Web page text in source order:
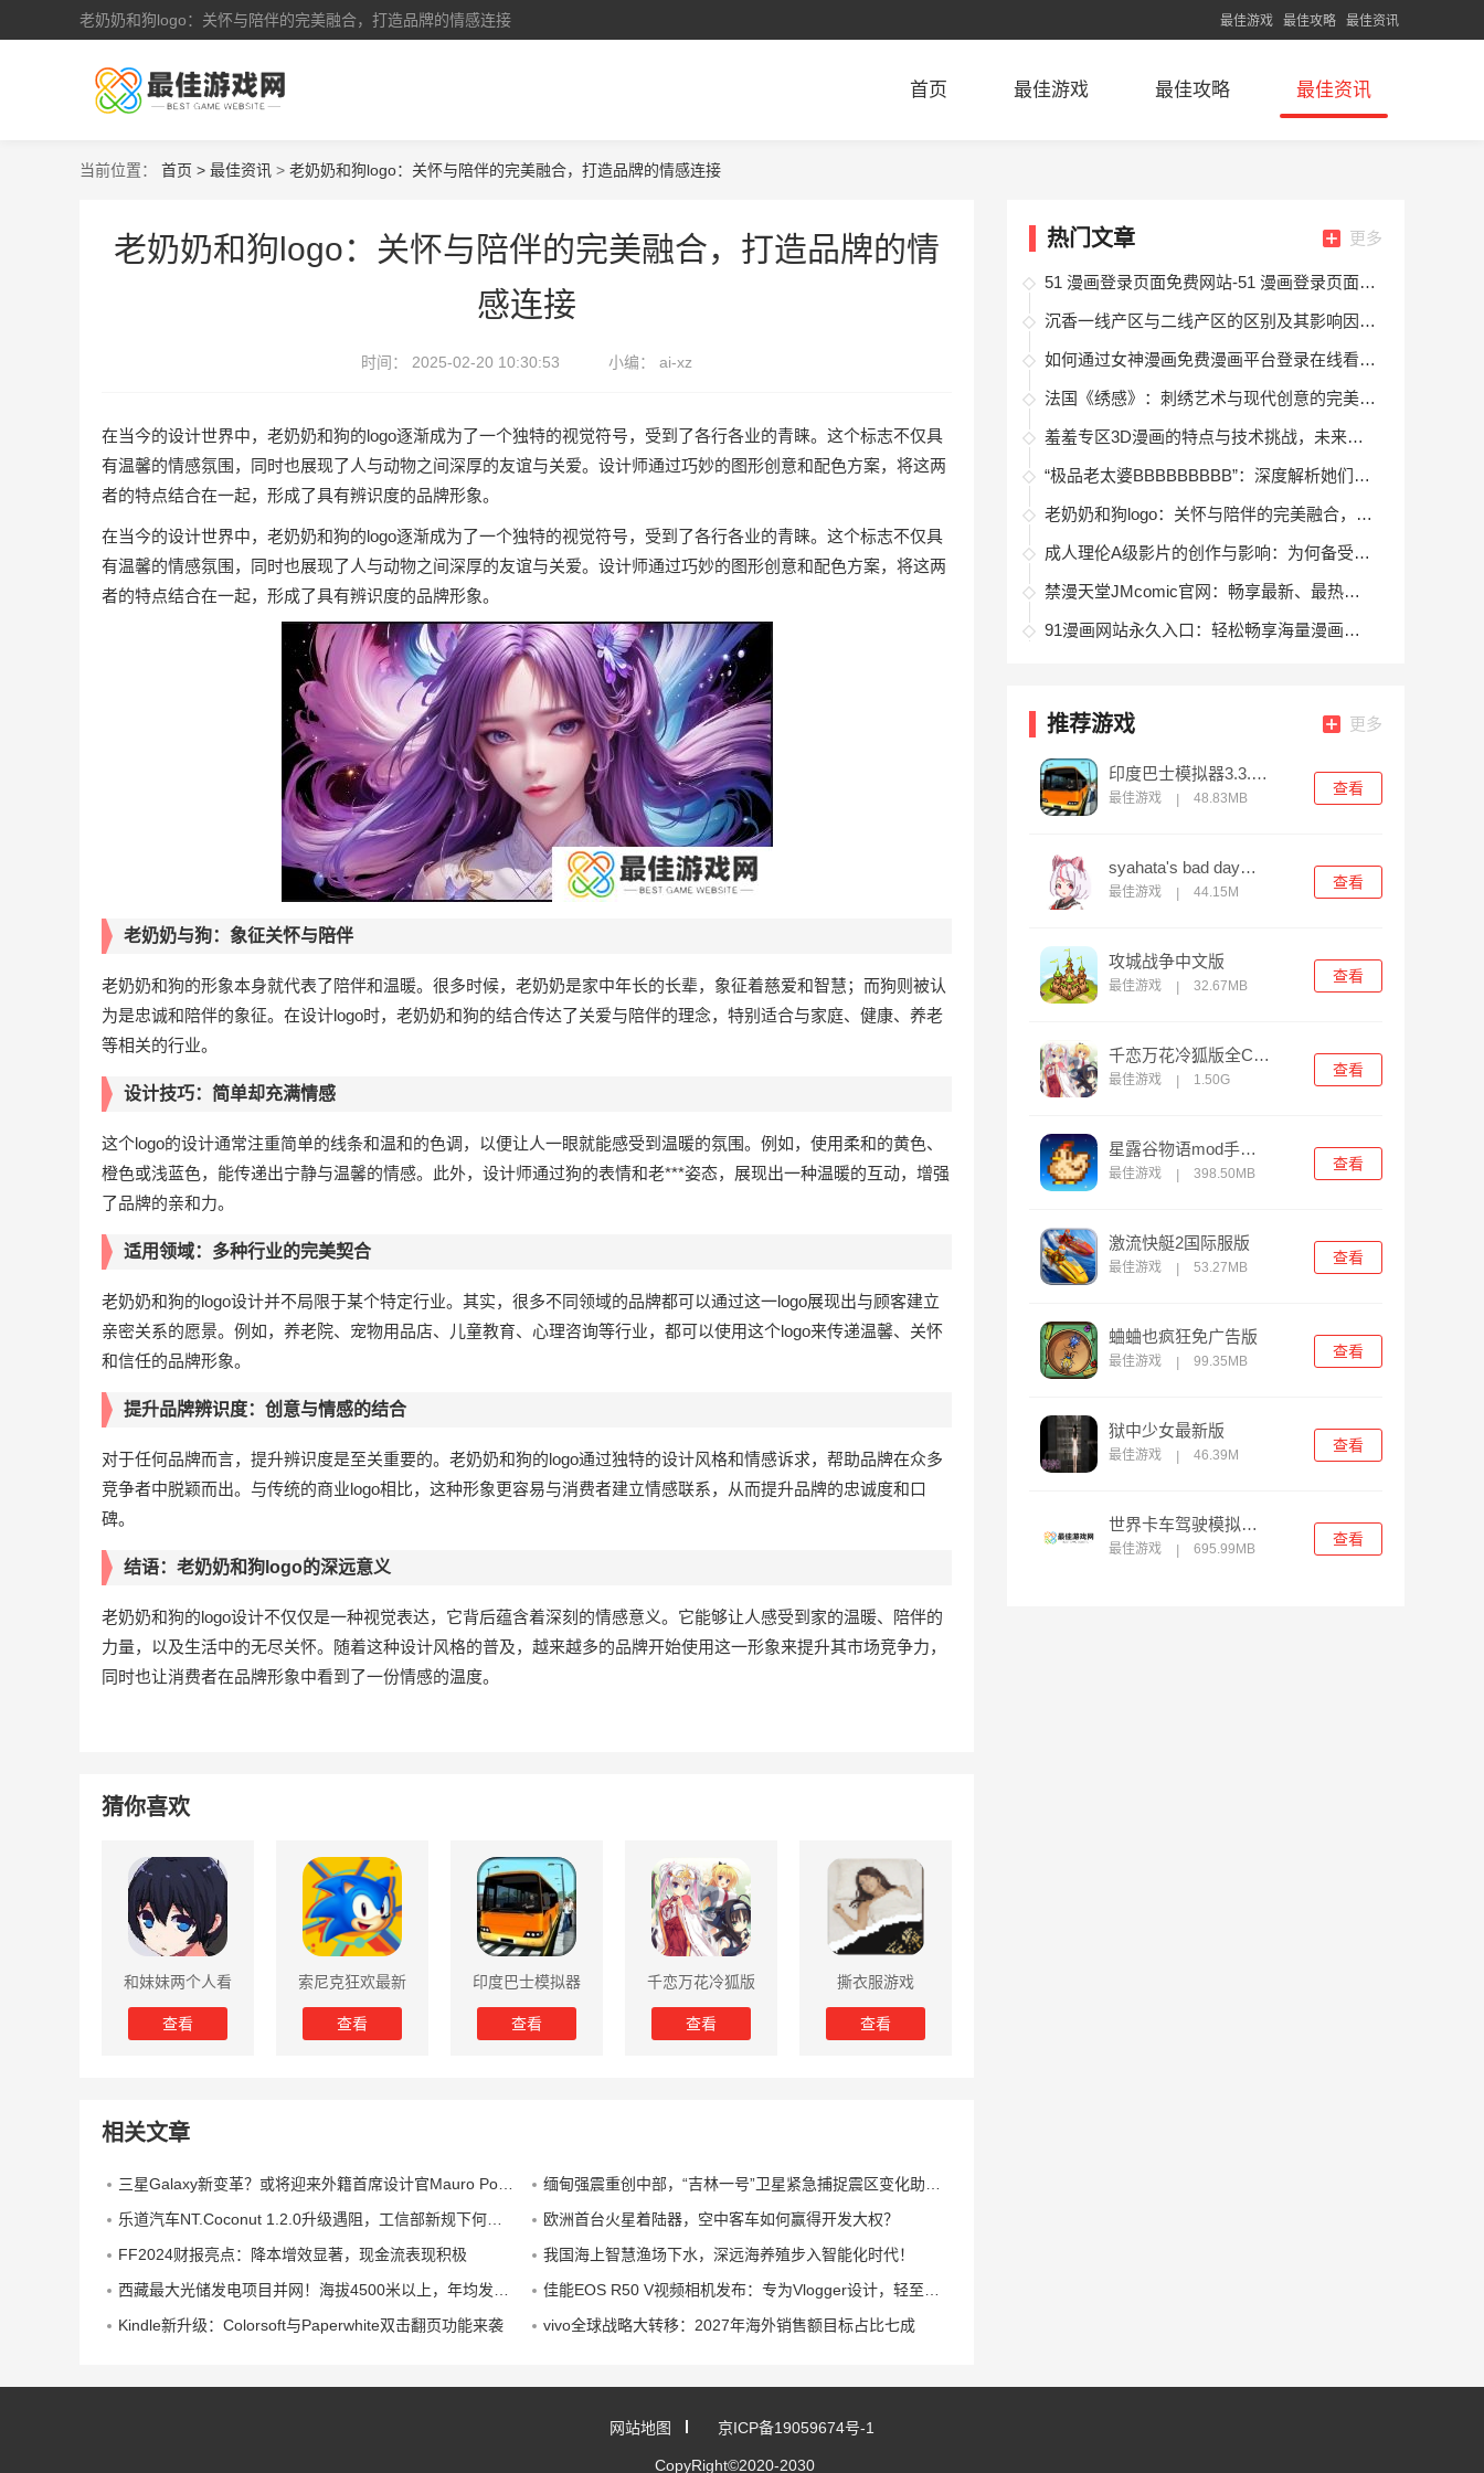
老奶奶和狗logo：关怀与陪伴的完美融合，打造品牌的情感连接 最佳游戏 最佳攻略 最佳资讯
首页 最佳游戏 最佳攻略 最佳资讯
当前位置： 首页 > 最佳资讯 > 老奶奶和狗logo：关怀与陪伴的完美融合，打造品牌的情感连接
老奶奶和狗logo：关怀与陪伴的完美融合，打造品牌的情
感连接
时间： 2025-02-20 10:30:53 小编： ai-xz
在当今的设计世界中，老奶奶和狗的logo逐渐成为了一个独特的视觉符号，受到了各行各业的青睐。这个标志不仅具
有温馨的情感氛围，同时也展现了人与动物之间深厚的友谊与关爱。设计师通过巧妙的图形创意和配色方案，将这两
者的特点结合在一起，形成了具有辨识度的品牌形象。
在当今的设计世界中，老奶奶和狗的logo逐渐成为了一个独特的视觉符号，受到了各行各业的青睐。这个标志不仅具
有温馨的情感氛围，同时也展现了人与动物之间深厚的友谊与关爱。设计师通过巧妙的图形创意和配色方案，将这两
者的特点结合在一起，形成了具有辨识度的品牌形象。
老奶奶与狗：象征关怀与陪伴
老奶奶和狗的形象本身就代表了陪伴和温暖。很多时候，老奶奶是家中年长的长辈，象征着慈爱和智慧；而狗则被认
为是忠诚和陪伴的象征。在设计logo时，老奶奶和狗的结合传达了关爱与陪伴的理念，特别适合与家庭、健康、养老
等相关的行业。
设计技巧：简单却充满情感
这个logo的设计通常注重简单的线条和温和的色调，以便让人一眼就能感受到温暖的氛围。例如，使用柔和的黄色、
橙色或浅蓝色，能传递出宁静与温馨的情感。此外，设计师通过狗的表情和老***姿态，展现出一种温暖的互动，增强
了品牌的亲和力。
适用领域：多种行业的完美契合
老奶奶和狗的logo设计并不局限于某个特定行业。其实，很多不同领域的品牌都可以通过这一logo展现出与顾客建立
亲密关系的愿景。例如，养老院、宠物用品店、儿童教育、心理咨询等行业，都可以使用这个logo来传递温馨、关怀
和信任的品牌形象。
提升品牌辨识度：创意与情感的结合
对于任何品牌而言，提升辨识度是至关重要的。老奶奶和狗的logo通过独特的设计风格和情感诉求，帮助品牌在众多
竞争者中脱颖而出。与传统的商业logo相比，这种形象更容易与消费者建立情感联系，从而提升品牌的忠诚度和口
碑。
结语：老奶奶和狗logo的深远意义
老奶奶和狗的logo设计不仅仅是一种视觉表达，它背后蕴含着深刻的情感意义。它能够让人感受到家的温暖、陪伴的
力量，以及生活中的无尽关怀。随着这种设计风格的普及，越来越多的品牌开始使用这一形象来提升其市场竞争力，
同时也让消费者在品牌形象中看到了一份情感的温度。
猜你喜欢
和妹妹两个人看
家2中文版
查看
索尼克狂欢最新
版本
查看
印度巴士模拟器
3.3.4版
查看
千恋万花冷狐版
全CG解锁
查看
撕衣服游戏
查看
相关文章
三星Galaxy新变革？或将迎来外籍首席设计官Mauro Porcini
缅甸强震重创中部，“吉林一号”卫星紧急捕捉震区变化助力救援
乐道汽车NT.Coconut 1.2.0升级遇阻，工信部新规下何时推送成焦点
欧洲首台火星着陆器，空中客车如何赢得开发大权？
FF2024财报亮点：降本增效显著，现金流表现积极
我国海上智慧渔场下水，深远海养殖步入智能化时代！
西藏最大光储发电项目并网！海拔4500米以上，年均发电量约3.7亿千瓦时
佳能EOS R50 V视频相机发布：专为Vlogger设计，轻至370克无取景器
Kindle新升级：Colorsoft与Paperwhite双击翻页功能来袭
vivo全球战略大转移：2027年海外销售额目标占比七成
热门文章 更多
51 漫画登录页面免费网站-51 漫画登录页面免费漫画在线阅读
沉香一线产区与二线产区的区别及其影响因素分析
如何通过女神漫画免费漫画平台登录在线看漫画？让你享受丰富的漫画资源
法国《绣感》：刺绣艺术与现代创意的完美结合，探索传统与创新的艺术之路
羞羞专区3D漫画的特点与技术挑战，未来能否成为新型娱乐方式？
“极品老太婆BBBBBBBBB”：深度解析她们的性格、生活习惯与独特魅力
老奶奶和狗logo：关怀与陪伴的完美融合，打造品牌的情感连接
成人理伦A级影片的创作与影响：为何备受争议？
禁漫天堂JMcomic官网：畅享最新、最热的漫画资源，给你不一样的阅读体验
91漫画网站永久入口：轻松畅享海量漫画资源
推荐游戏 更多
印度巴士模拟器3.3.4版
最佳游戏 48.83MB
查看
syahata's bad day无限子弹版
最佳游戏 44.15M
查看
攻城战争中文版
最佳游戏 32.67MB
查看
千恋万花冷狐版全CG解锁
最佳游戏 1.50G
查看
星露谷物语mod手机版
最佳游戏 398.50MB
查看
激流快艇2国际服版
最佳游戏 53.27MB
查看
蛐蛐也疯狂免广告版
最佳游戏 99.35MB
查看
狱中少女最新版
最佳游戏 46.39M
查看
世界卡车驾驶模拟器正版
最佳游戏 695.99MB
查看
网站地图 京ICP备19059674号-1
CopyRight©2020-2030